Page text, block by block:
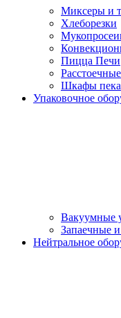
Миксеры и
Хлеборезки
Пицца Печи
Шкафы
Упаковочное
Вакуумные
Запаечные
Нейтральное